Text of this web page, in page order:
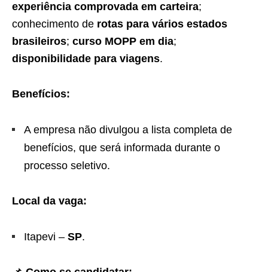
experiência comprovada em carteira;
conhecimento de rotas para vários estados
brasileiros; curso MOPP em dia;
disponibilidade para viagens.
Benefícios:
A empresa não divulgou a lista completa de
benefícios, que será informada durante o
processo seletivo.
Local da vaga:
Itapevi – SP.